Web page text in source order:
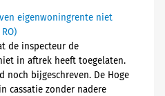
eigenwoningrente niet
de inspecteur de
in aftrek heeft toegelaten.
noch bijgeschreven. De Hoge
cassatie zonder nadere